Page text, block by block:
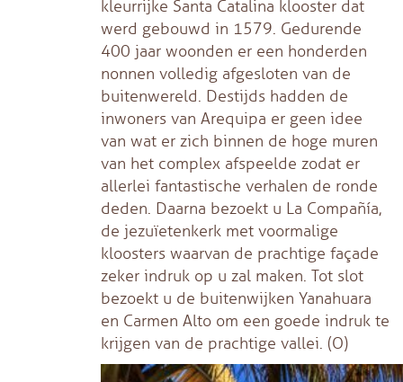
kleurrijke Santa Catalina klooster dat
werd gebouwd in 1579. Gedurende
400 jaar woonden er een honderden
nonnen volledig afgesloten van de
buitenwereld. Destijds hadden de
inwoners van Arequipa er geen idee
van wat er zich binnen de hoge muren
van het complex afspeelde zodat er
allerlei fantastische verhalen de ronde
deden. Daarna bezoekt u La Compañía,
de jezuïetenkerk met voormalige
kloosters waarvan de prachtige façade
zeker indruk op u zal maken. Tot slot
bezoekt u de buitenwijken Yanahuara
en Carmen Alto om een goede indruk te
krijgen van de prachtige vallei. (O)